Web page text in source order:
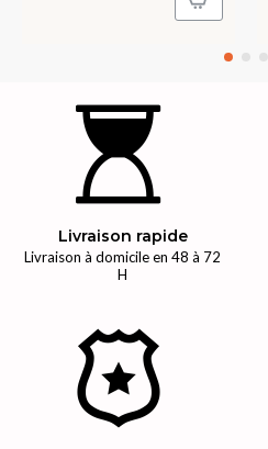
Livraison rapide
Livraison à domicile en 48 à 72
H